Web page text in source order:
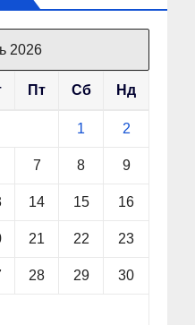
2026
Пт Сб Нд
1 2
7 8 9
14 15 16
21 22 23
28 29 30